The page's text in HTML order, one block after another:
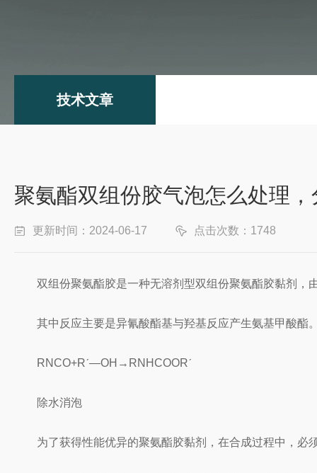
技术文章
聚氨酯双组份胶气泡怎么处理
更新时间：2024-06-17 点击次数：1748
双组份聚氨酯胶是一种无溶剂型双组份聚氨酯胶黏剂，
其中反应主要是异氰酸酯基与羟基反应产生氨基甲酸酯
RNCO+Rˊ—OH→RNHCOORˊ
除水消泡
为了获得性能优异的聚氨酯胶黏剂，在合成过程中，必